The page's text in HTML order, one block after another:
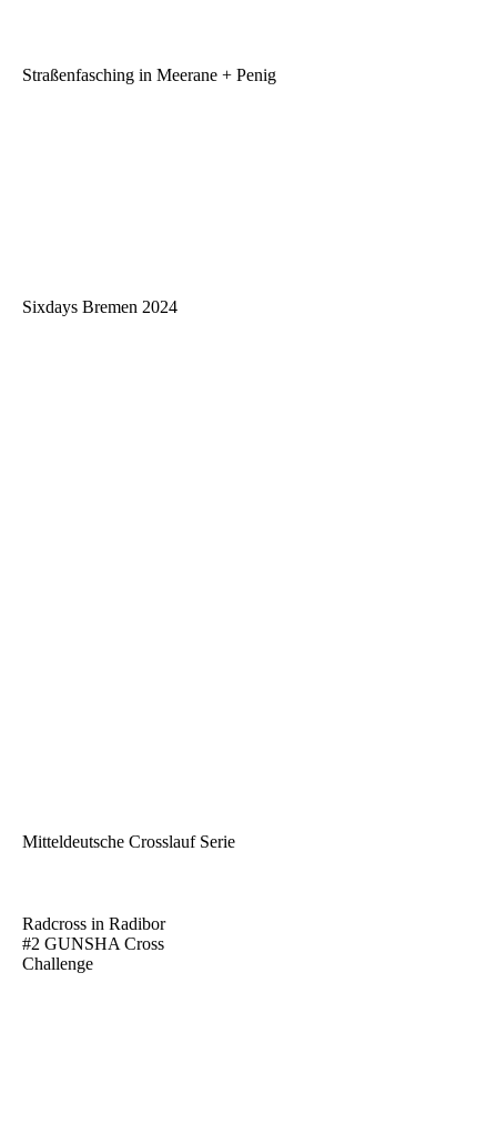
Straßenfasching in Meerane + Penig
Sixdays Bremen 2024
Mitteldeutsche Crosslauf Serie
Radcross in Radibor
#2 GUNSHA Cross
Challenge